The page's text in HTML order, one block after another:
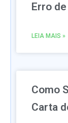
Erro de
LEIA MAIS »
Como
Carta